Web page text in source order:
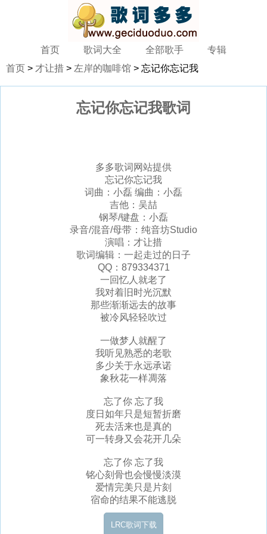
首页 歌词大全 全部歌手
专辑
首页 > 才让措 > 左岸的咖啡馆 > 忘记你忘记我
忘记你忘记我歌词
多多歌词网站提供
忘记你忘记我
词曲：小磊 编曲：小磊
吉他：吴喆
钢琴/键盘：小磊
录音/混音/母带：纯音坊Studio
演唱：才让措
歌词编辑：一起走过的日子
QQ：879334371
一回忆人就老了
我对着旧时光沉默
那些渐渐远去的故事
被冷风轻轻吹过
一做梦人就醒了
我听见熟悉的老歌
多少关于永远承诺
象秋花一样凋落
忘了你 忘了我
度日如年只是短暂折磨
死去活来也是真的
可一转身又会花开几朵
忘了你 忘了我
铭心刻骨也会慢慢淡漠
爱情完美只是片刻
宿命的结果不能逃脱
LRC歌词下载